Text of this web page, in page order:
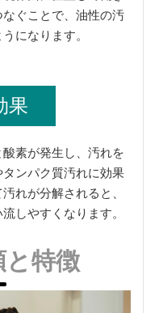
ぐことで、油性の汚
になります。
果
素が発生し、汚れを
ンパク質汚れに効果
れが分解されると、
しやすくなります。
特徴